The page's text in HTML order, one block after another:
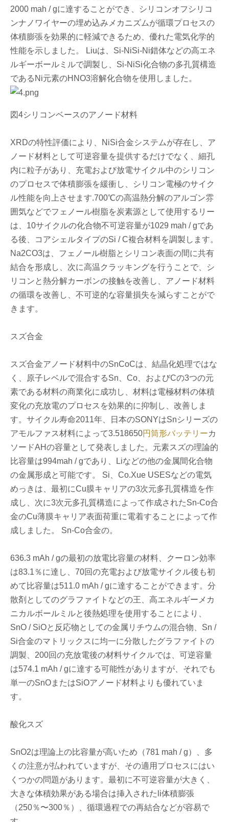
2000 mah / gに達することができ、シリコンオフシリコ
ンナノワイヤーの埋め込みメカニズムが循環プロセスの
体積膨張を効果的に軽減できるため、優れた電気化学的
性能を示しました。 Liuは、Si-NiSi-Ni錯体などの高エネ
ルギーボールミルで調製し、Si-NiSi化合物の多孔質構造
であるNi元素のHNO3溶解化合物を使用しました。
図4シリコンベースのアノード材料
XRDの特性評価により、NiSi合金システムが存在し、ア
ノード材料として可逆容量を提供するだけでなく、細孔
内に粒子があり、充電および放電サイクル中のシリコン
のプロセスで体積膨張を緩衝し、シリコン電極のサイク
ル性能を向上させます.700℃の高温熱分解のアルゴン雰
囲気などでフェノール樹脂を炭素源として使用するリー
は、10サイクルの化合物不可逆容量が1029 mah / gであ
る後、コアシェルタイプのSi / C複合材料を調製します。
Na2CO3は、フェノール樹脂とシリコン表面の間に共有
結合を形成し、次に高温クラッキングを行うことで、シ
リコンと熱分解カーボンの接触を改善し、アノード材料
の循環を改善し、不可逆的な容量損失を減らすことがで
きます。
スズ合金
スズ合金アノード材料中のSnCoCは、結晶化処理ではな
く、原子レベルで混合するSn、Co、およびCの3つの元
素である材料の商業化に成功し、材料は電極材料の体積
変化の充放電のプロセスを効果的に抑制し、改善しま
す。サイクル寿命2011年、日本のSONYはSnシリーズの
アモルファス材料によって3.518650円筒形バッテリーカ
ソードAHの容量として発表しました。元素スズの理論的
比容量は994mah / gであり、Liなどの他の金属間化合物
の金属形成と可能です。 Si、Co.Xue USESなどの電気
めっきは、最初にCu膜キャリアの3次元多孔質構造を作
成し、次に3次元多孔質構造によって作成されたSn-Co合
金のCu薄膜キャリア表面荷重に電着することによって作
成しました。 Sn-Co合金の。
636.3 mAh / gの最初の放電比容量の材料、クーロン効率
は83.1％に達し、70回の充電および放電サイクル後も初
めて比容量は511.0 mAh / gに達することができます。分
散剤としてのグラファイトなどの王、高エネルギーメカ
ニカルボールミルと後熱処理を使用することにより、
SnO / SiOと反応物としての金属リチウムの混合物、Sn /
Si合金のマトリックスに均一に分散したグラファイトの
調製、200回の充放電後の材料サイクルでは、可逆容量
は574.1 mAh / gに達する可能性がありますが、それでも
単一のSnOまたはSiOアノード材料よりも優れていま
す。
酸化スズ
SnO2は理論上の比容量が高いため（781 mah / g）、多
くの注意が払われていますが、その適用プロセスにはい
くつかの問題があります。最初に不可逆容量が大きく、
大きな体積効果がある場合は挿入されたli体積膨張
（250％〜300％）、循環過程での再結合などが容易で